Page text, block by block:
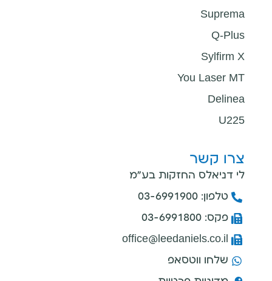
Suprema
Q-Plus
Sylfirm X
You Laser MT
Delinea
U225
צרו קשר
לי דניאלס החזקות בע"מ
טלפון: 03-6991900
פקס: 03-6991800
office@leedaniels.co.il
שלחו ווטסאפ